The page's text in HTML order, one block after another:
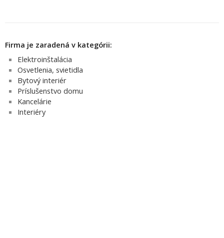
Firma je zaradená v kategórii:
Elektroinštalácia
Osvetlenia, svietidla
Bytový interiér
Príslušenstvo domu
Kancelárie
Interiéry